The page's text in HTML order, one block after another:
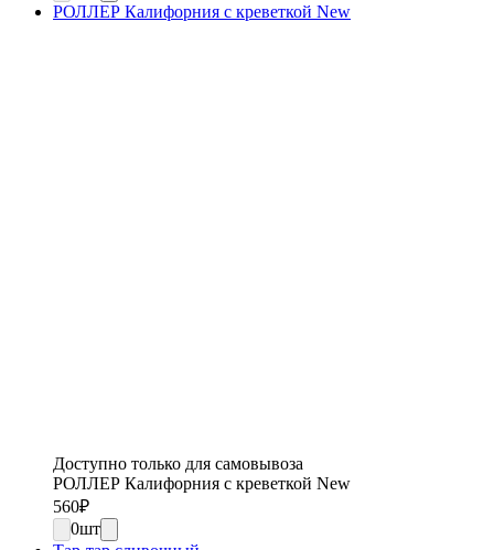
РОЛЛЕР Калифорния с креветкой New
Доступно только для самовывоза
РОЛЛЕР Калифорния с креветкой New
560₽
0шт